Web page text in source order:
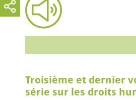
Troisième et dernier
série sur les droits